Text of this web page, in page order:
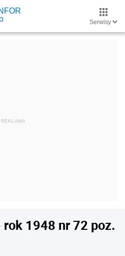
Serwisy
1948 nr 72 poz.